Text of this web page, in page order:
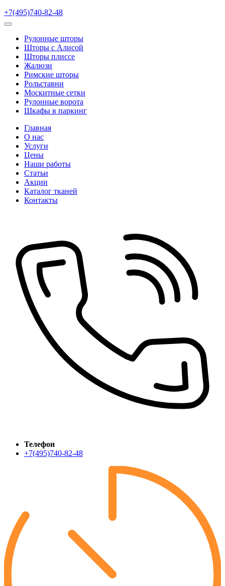
+7(495)740-82-48
Рулонные шторы
Шторы с Алисой
Шторы плиссе
Жалюзи
Римские шторы
Рольставни
Москитные сетки
Рулонные ворота
Шкафы в паркинг
Главная
О нас
Услуги
Цены
Наши работы
Статьи
Акции
Каталог тканей
Контакты
Телефон
+7(495)740-82-48